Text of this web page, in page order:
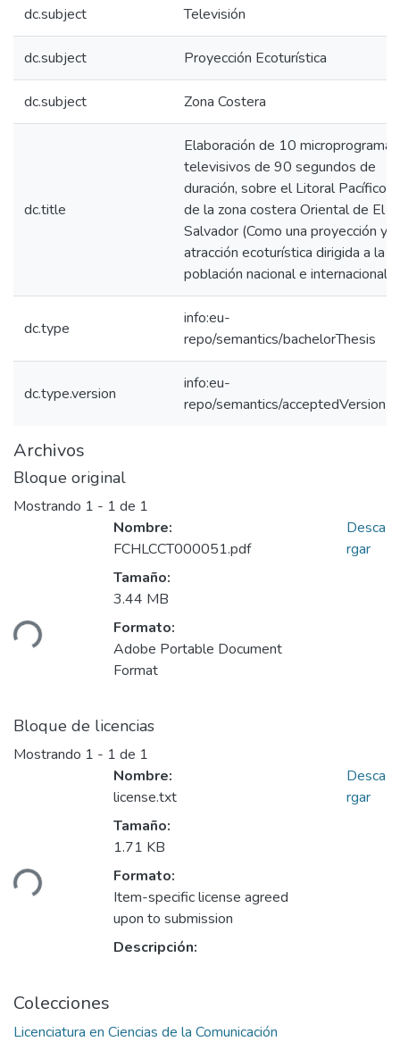
dc.subject Televisión
dc.subject Proyección Ecoturística
dc.subject Zona Costera
dc.title
Elaboración de 10 microprogramas
televisivos de 90 segundos de
duración, sobre el Litoral Pacífico
de la zona costera Oriental de El
Salvador (Como una proyección y
atracción ecoturística dirigida a la
población nacional e internacional)
dc.type
info:eu-
repo/semantics/bachelorThesis
dc.type.version
info:eu-
repo/semantics/acceptedVersion
Archivos
Bloque original
Mostrando 1 - 1 de 1
Nombre:
FCHLCCT000051.pdf
Tamaño:
3.44 MB
Formato:
Adobe Portable Document
Format
Desca
rgar
Bloque de licencias
Mostrando 1 - 1 de 1
Nombre:
license.txt
Tamaño:
1.71 KB
Formato:
Item-specific license agreed
upon to submission
Descripción:
Desca
rgar
Colecciones
Licenciatura en Ciencias de la Comunicación